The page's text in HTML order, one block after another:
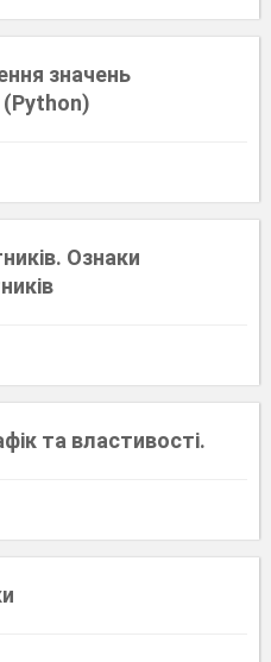
значень
(Python)
Ознаки
та властивості.